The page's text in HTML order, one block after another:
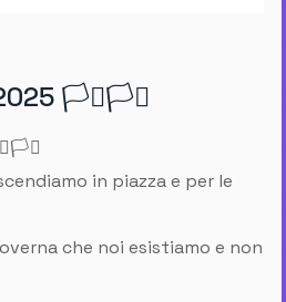
🏳️‍⚧️🏳️‍⚧️
in piazza e per le
che noi esistiamo e non